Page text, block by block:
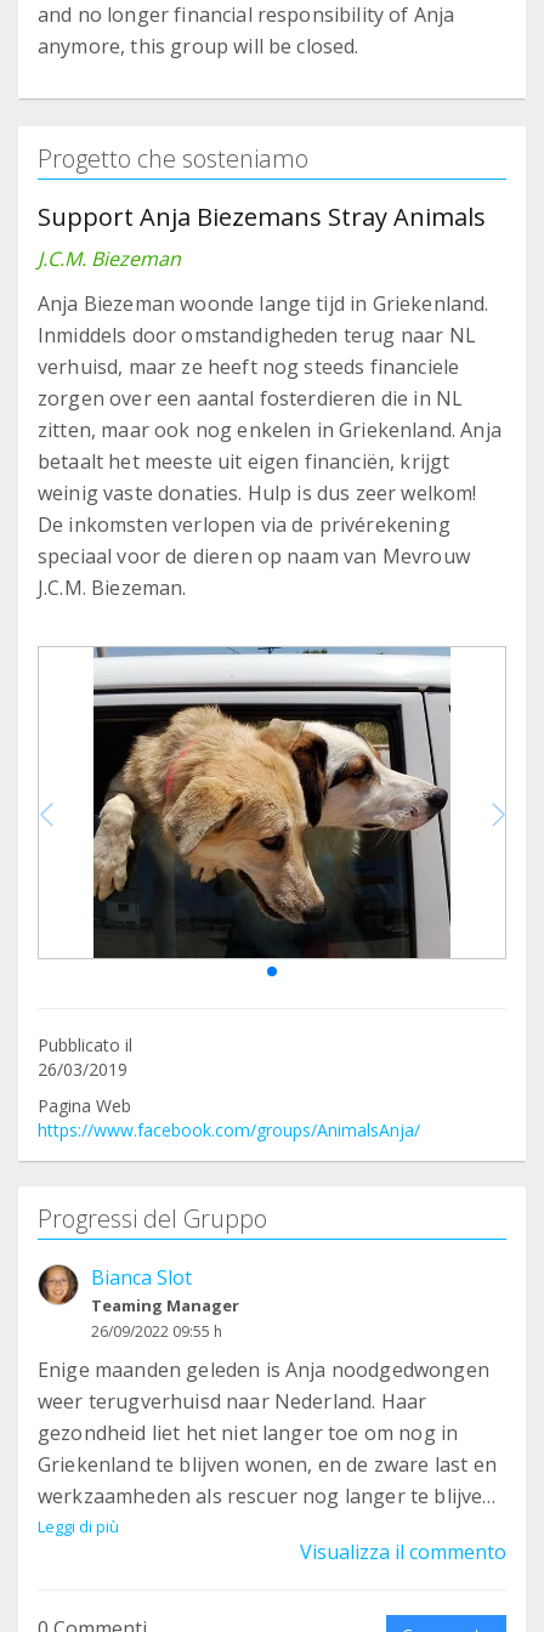
and no longer financial responsibility of Anja
anymore, this group will be closed.
Progetto che sosteniamo
Support Anja Biezemans Stray Animals
J.C.M. Biezeman
Anja Biezeman woonde lange tijd in Griekenland.
Inmiddels door omstandigheden terug naar NL
verhuisd, maar ze heeft nog steeds financiele
zorgen over een aantal fosterdieren die in NL
zitten, maar ook nog enkelen in Griekenland. Anja
betaalt het meeste uit eigen financiën, krijgt
weinig vaste donaties. Hulp is dus zeer welkom!
De inkomsten verlopen via de privérekening
speciaal voor de dieren op naam van Mevrouw
J.C.M. Biezeman.
Pubblicato il
26/03/2019
Pagina Web
https://www.facebook.com/groups/AnimalsAnja/
Progressi del Gruppo
Bianca Slot
Teaming Manager
26/09/2022 09:55 h
Enige maanden geleden is Anja noodgedwongen
weer terugverhuisd naar Nederland. Haar
gezondheid liet het niet langer toe om nog in
Griekenland te blijven wonen, en de zware last en
werkzaamheden als rescuer nog langer te blijven
doen. Een keuze die Anja ontzettend aan haar
hart gaat. Maar... zolang zij nog fosterdieren in NL
verantwoordelijk voor is, is het zeker nog wel van
Leggi di più
Visualizza il commento